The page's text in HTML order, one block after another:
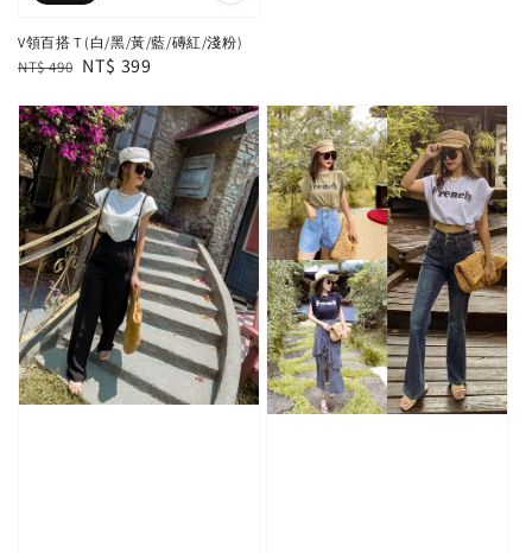
V領百搭 T (白/黑/黃/藍/磚紅/淺粉)
Regular
NT$ 490 Sale
NT$ 399